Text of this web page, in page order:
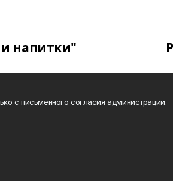
напитки"
с письменного согласия администрации.